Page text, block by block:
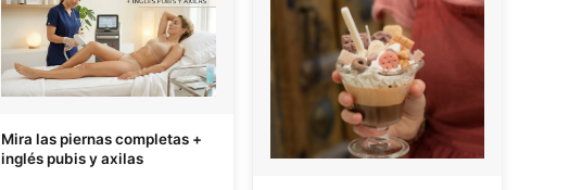
Mira las piernas completas +
inglés pubis y axilas